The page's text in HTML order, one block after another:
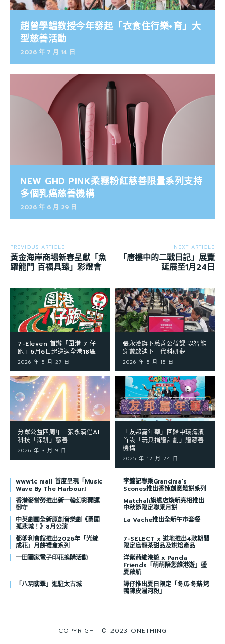
趙曾學韞教授今年發起「衣食住行樂+育」大
型慈善活動
2026 年 7 月 14 日
NEW GHD PINK柔霧粉紅慈善限量系列支持
多個乳癌慈善機構
2026 年 6 月 29 日
PREVIOUS ARTICLE
黃金海岸商場新春呈獻「魚
躍龍門 百福具臻」彩燈會
NEXT ARTICLE
「唐樓中的二戰日記」展覽
延展至1月24日
7-Eleven 首辦「圍港 7 仔
跑」6月6日起巡迴全港18區
2026 年 5 月 27 日
張永漢旗下慈善公益課 以智能
穿戴啟迪下一代科研夢
2026 年 5 月 15 日
分眾公益四周年 張永漢倡AI
科技「深耕」慈善
2026 年 3 月 9 日
「友邦嘉年華」回歸中環海濱
首設「玩具捐贈計劃」贈慈善
機構
2025 年 12 月 24 日
wwwtc mall 首度呈現「Music
Wave By The Harbour」
李錦記聯乘Grandma’s
Scones推出香辣創意鬆餅系列
香港麥當勞推出新一輪幻彩開運
御守
Matchali旗艦店煥新亮相推出
中秋節限定聯乘月餅
中英劇團全新原創音樂劇《勇闖
孤悲城！》8月公演
La Vache推出全新午市套餐
都爹利會館推出2026年「光綻
成花」月餅禮盒系列
7-SELECT x 道地推出4款期間
限定烏龍茶甜品及烘焙產品
一田獨家電子印花換購活動
洋紫荊維港遊 x Panda
Friends「萌萌陪您維港遊」盛
夏啟航
「八玥翡翠」進駐太古城
譚仔推出夏日限定「冬瓜·冬菇·烤
鴨陳皮湯河粉」
COPYRIGHT © 2023 ONETHING